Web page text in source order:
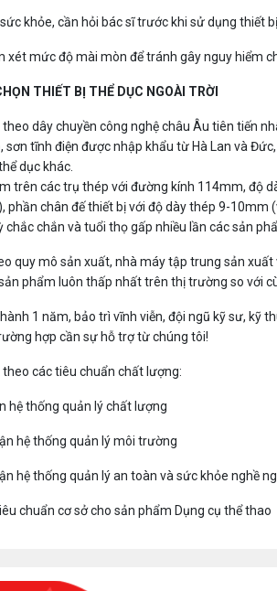
khỏe, cần hỏi bác sĩ trước khi sử dụng thiết bị
xét mức độ mài mòn để tránh gây nguy hiểm
THIẾT BỊ THỂ DỤC NGOÀI TRỜI
dây chuyền công nghệ châu Âu tiên tiến
sơn tĩnh điện được nhập khẩu từ Hà Lan và
dục khác.
trên các trụ thép với đường kính 114mm, độ
chân đế thiết bị với độ dày thép 9-10mm
chắc chắn và tuổi thọ gấp nhiều lần các sản
quy mô sản xuất, nhà máy tập trung sản
phẩm luôn thấp nhất trên thị trường so với
1 năm, bảo trì vĩnh viễn, đội ngũ kỹ sư, kỹ
hợp cần sự hỗ trợ từ chúng tôi!
các tiêu chuẩn chất lượng:
hệ thống quản lý chất lượng
hệ thống quản lý môi trường
hệ thống quản lý an toàn và sức khỏe nghề
chuẩn cơ sở cho sản phẩm Dụng cụ thể thao